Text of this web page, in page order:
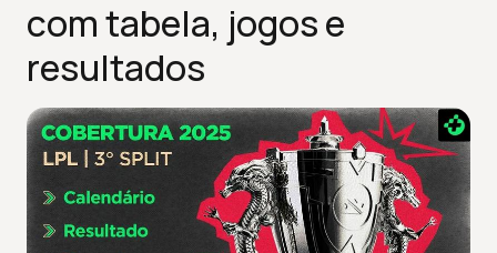
com tabela, jogos e
resultados